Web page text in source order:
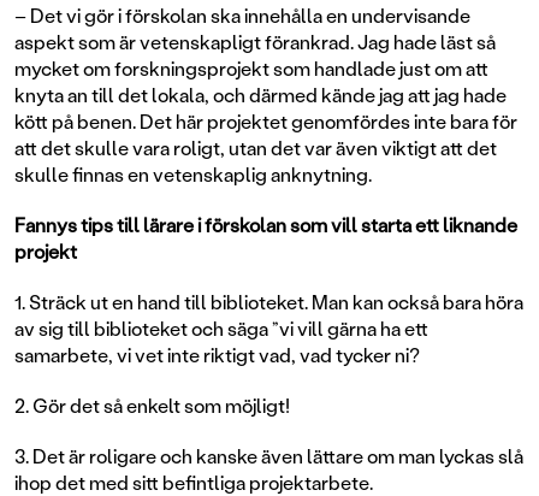
– Det vi gör i förskolan ska innehålla en undervisande
aspekt som är vetenskapligt förankrad. Jag hade läst så
mycket om forskningsprojekt som handlade just om att
knyta an till det lokala, och därmed kände jag att jag hade
kött på benen. Det här projektet genomfördes inte bara för
att det skulle vara roligt, utan det var även viktigt att det
skulle finnas en vetenskaplig anknytning.
Fannys tips till lärare i förskolan som vill starta ett liknande
projekt
1. Sträck ut en hand till biblioteket. Man kan också bara höra
av sig till biblioteket och säga ”vi vill gärna ha ett
samarbete, vi vet inte riktigt vad, vad tycker ni?
2. Gör det så enkelt som möjligt!
3. Det är roligare och kanske även lättare om man lyckas slå
ihop det med sitt befintliga projektarbete.